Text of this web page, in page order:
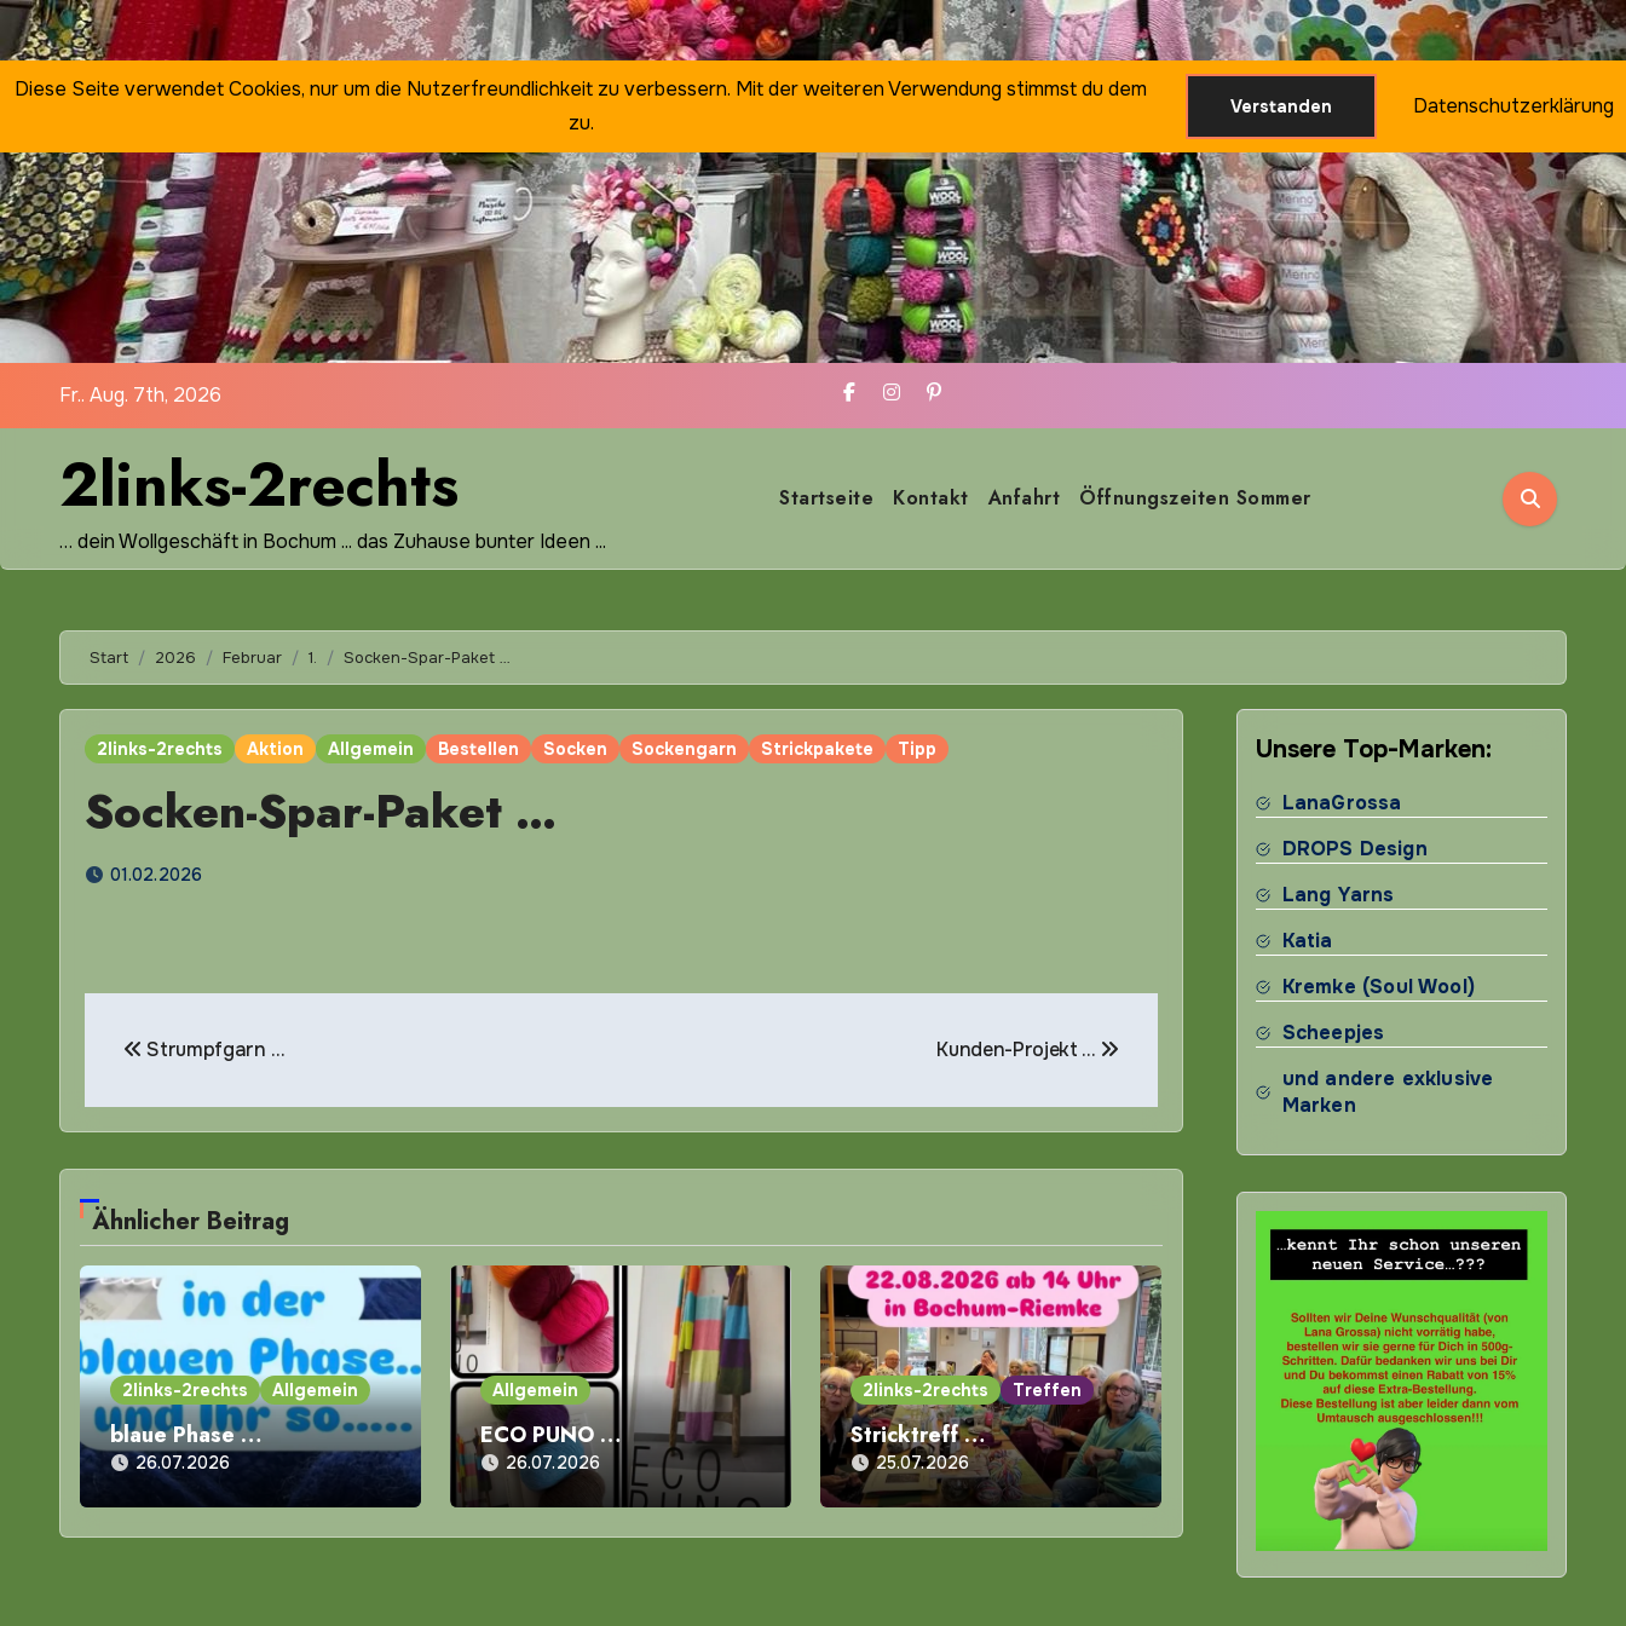
Zum
Inhalt
springen
Fr.. Aug. 7th, 2026
2links-2rechts
… dein Wollgeschäft in Bochum ... das Zuhause bunter Ideen ...
Startseite Kontakt Anfahrt Öffnungszeiten Sommer
Start 2026 Februar 1. Socken-Spar-Paket …
2links-2rechts Aktion Allgemein Bestellen Socken Sockengarn Strickpakete Tipp
Socken-Spar-Paket …
01.02.2026
Strumpfgarn … Kunden-Projekt …
Ähnlicher Beitrag
2links-2rechts Allgemein
blaue Phase …
26.07.2026
Allgemein
ECO PUNO …
26.07.2026
2links-2rechts Treffen
Stricktreff …
25.07.2026
Unsere Top-Marken:
LanaGrossa
DROPS Design
Lang Yarns
Katia
Kremke (Soul Wool)
Scheepjes
und andere exklusive
Marken
Diese Seite verwendet Cookies, nur um die Nutzerfreundlichkeit zu verbessern. Mit der weiteren Verwendung stimmst du dem
zu.
Verstanden Datenschutzerklärung